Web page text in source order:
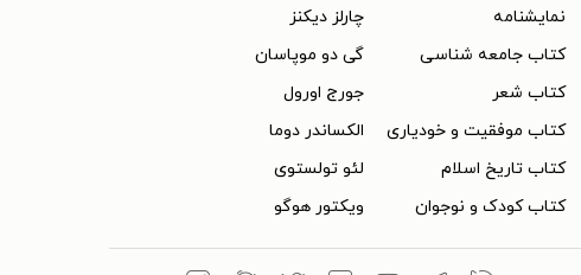
نمایشنامه
کتاب جامعه شناسی
کتاب شعر
کتاب موفقیت و خودیاری
کتاب تاریخ اسلام
کتاب کودک و نوجوان
چارلز دیکنز
گی دو موپاسان
جورج اورول
الکساندر دوما
لئو تولستوی
ویکتور هوگو